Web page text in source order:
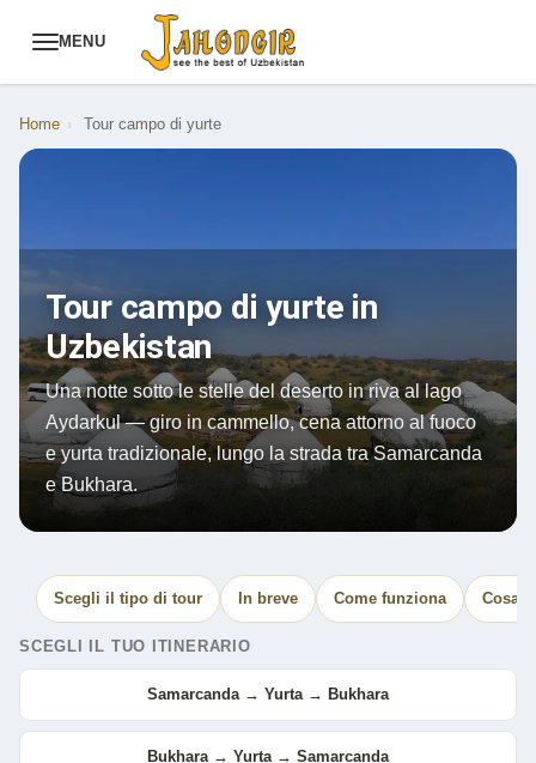
MENU
Home › Tour campo di yurte
Tour campo di yurte in
Uzbekistan
Una notte sotto le stelle del deserto in riva al lago
Aydarkul — giro in cammello, cena attorno al fuoco
e yurta tradizionale, lungo la strada tra Samarcanda
e Bukhara.
Scegli il tipo di tour In breve Come funziona Cosa
SCEGLI IL TUO ITINERARIO
Samarcanda → Yurta → Bukhara
Bukhara → Yurta → Samarcanda